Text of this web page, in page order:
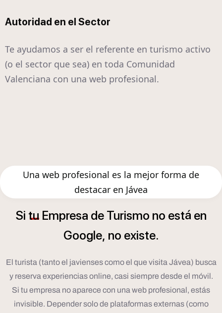
Autoridad en el Sector
Te ayudamos a ser el referente en turismo activo
(o el sector que sea) en toda Comunidad
Valenciana con una web profesional.
Una web profesional es la mejor forma de
destacar en Jávea
Si tu Empresa de Turismo no está en
Google, no existe.
El turista (tanto el javienses como el que visita Jávea) busca
y reserva experiencias online, casi siempre desde el móvil.
Si tu empresa no aparece con una web profesional, estás
invisible. Depender solo de plataformas externas (como